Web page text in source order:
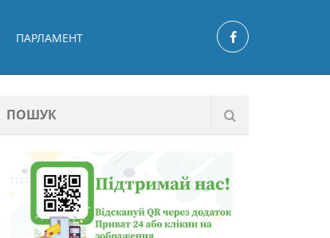
ПАРЛАМЕНТ